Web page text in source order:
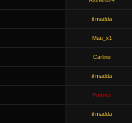
il madda
Mau_x1
Carlino
il madda
Palmer
il madda